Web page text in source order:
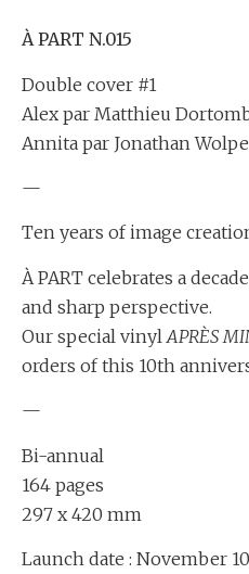
À PART N.015
Double cover #1
Alex par Matthieu
Annita par Jonathan
—
Ten years of image
À PART celebrates a
and sharp perspective.
Our special vinyl APRÈS
orders of this 10th
—
Bi-annual
164 pages
297 x 420 mm
Launch date : November